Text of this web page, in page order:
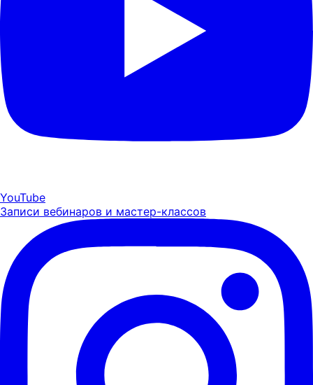
YouTube
Записи вебинаров и мастер-классов